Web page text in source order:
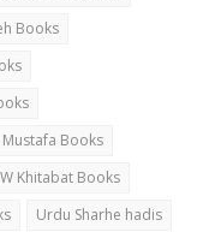
Books
Books
Khitabat Books
Urdu Sharhe hadis